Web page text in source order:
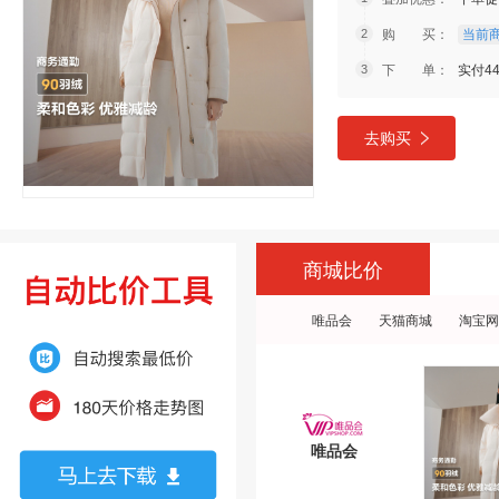
购 买： 当前
下 单： 实付
去购买
商城比价
唯品会 天猫商城 淘宝网
唯品会